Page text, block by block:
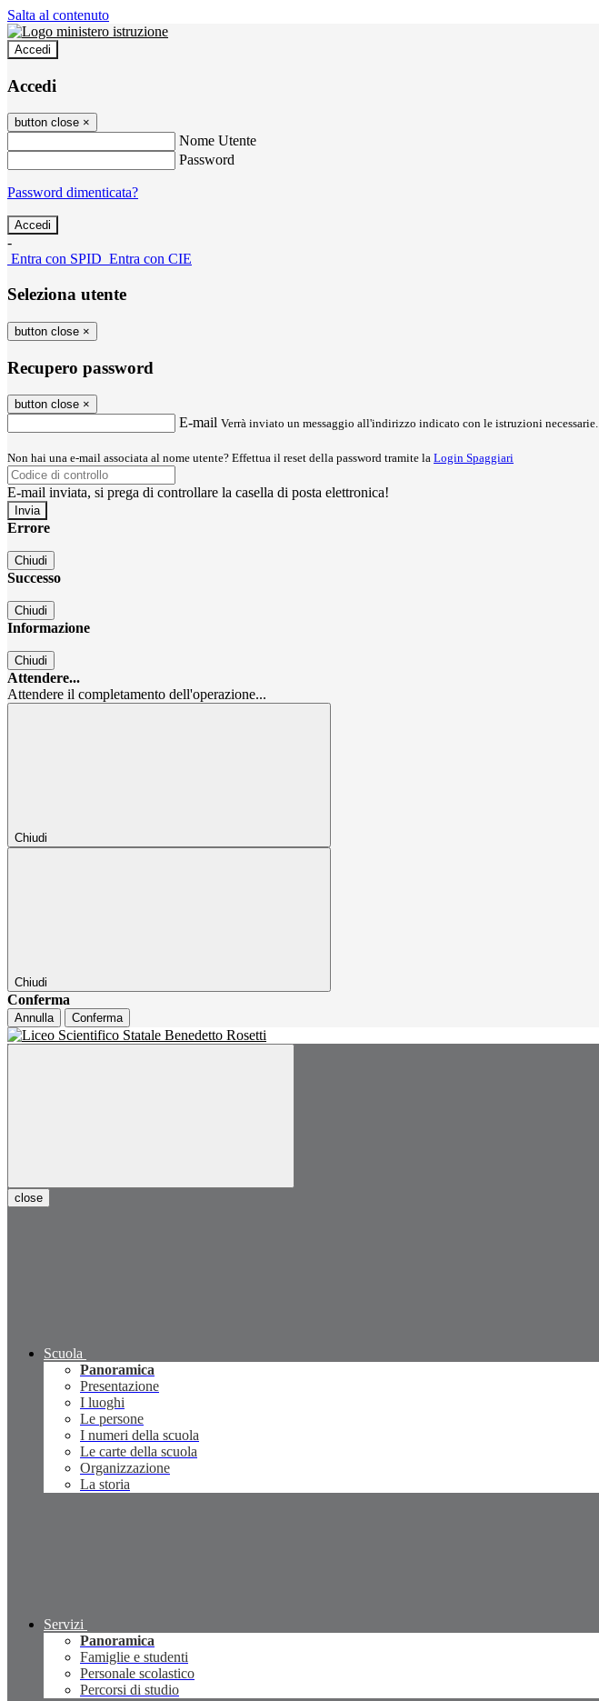
Salta al contenuto
Accedi
Accedi
button close ×
Nome Utente
Password
Password dimenticata?
-
Entra con SPID Entra con CIE
Seleziona utente
button close ×
Recupero password
button close ×
E-mail Verrà inviato un messaggio all'indirizzo indicato con le istruzioni necessarie.
Non hai una e-mail associata al nome utente? Effettua il reset della password tramite la Login Spaggiari
E-mail inviata, si prega di controllare la casella di posta elettronica!
Errore
Chiudi
Successo
Chiudi
Informazione
Chiudi
Attendere...
Attendere il completamento dell'operazione...
Chiudi
Chiudi
Conferma
Annulla Conferma
close
Scuola
Panoramica
Presentazione
I luoghi
Le persone
I numeri della scuola
Le carte della scuola
Organizzazione
La storia
Servizi
Panoramica
Famiglie e studenti
Personale scolastico
Percorsi di studio